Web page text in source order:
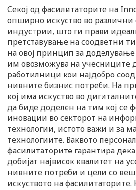
Секој од фасилитаторите на
опширно искуство во различни
индустрии, што ги прави
претставување на соодветни
на овој принцип за
им овозможува на учесниците
работилници кои најдобро
нивните бизнис потреби. На
кој има искуство во
да биде доделен на тим кој се
иновации во секторот на
технологии, истото важи и за
технологиите. Ваквото
фасилитаторите гарантира
добијат највисок квалитет на
нивните потреби и цели со
искуството на фасилитаторите.